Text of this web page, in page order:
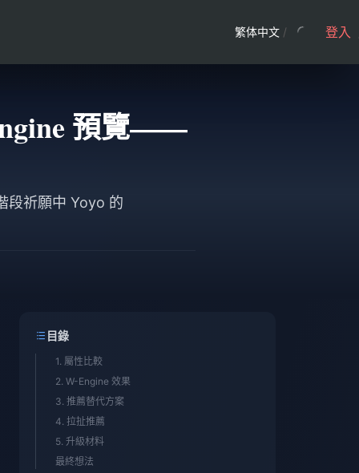
繁体中文 / 登入
預覽——
段祈願中 Yoyo 的
目錄
1. 屬性比較
2. W-Engine 效果
3. 推薦替代方案
4. 拉扯推薦
5. 升級材料
最終想法